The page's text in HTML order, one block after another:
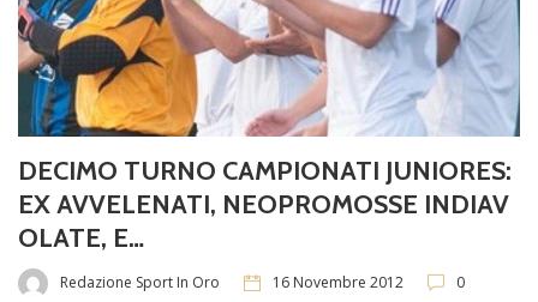
DECIMO TURNO CAMPIONATI JUNIORES:
EX AVVELENATI, NEOPROMOSSE INDIAV
OLATE, E…
Redazione Sport In Oro 16 Novembre 2012 0